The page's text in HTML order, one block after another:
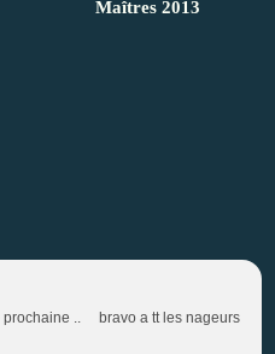
Maîtres 2013
prochaine .. bravo a tt les nageurs